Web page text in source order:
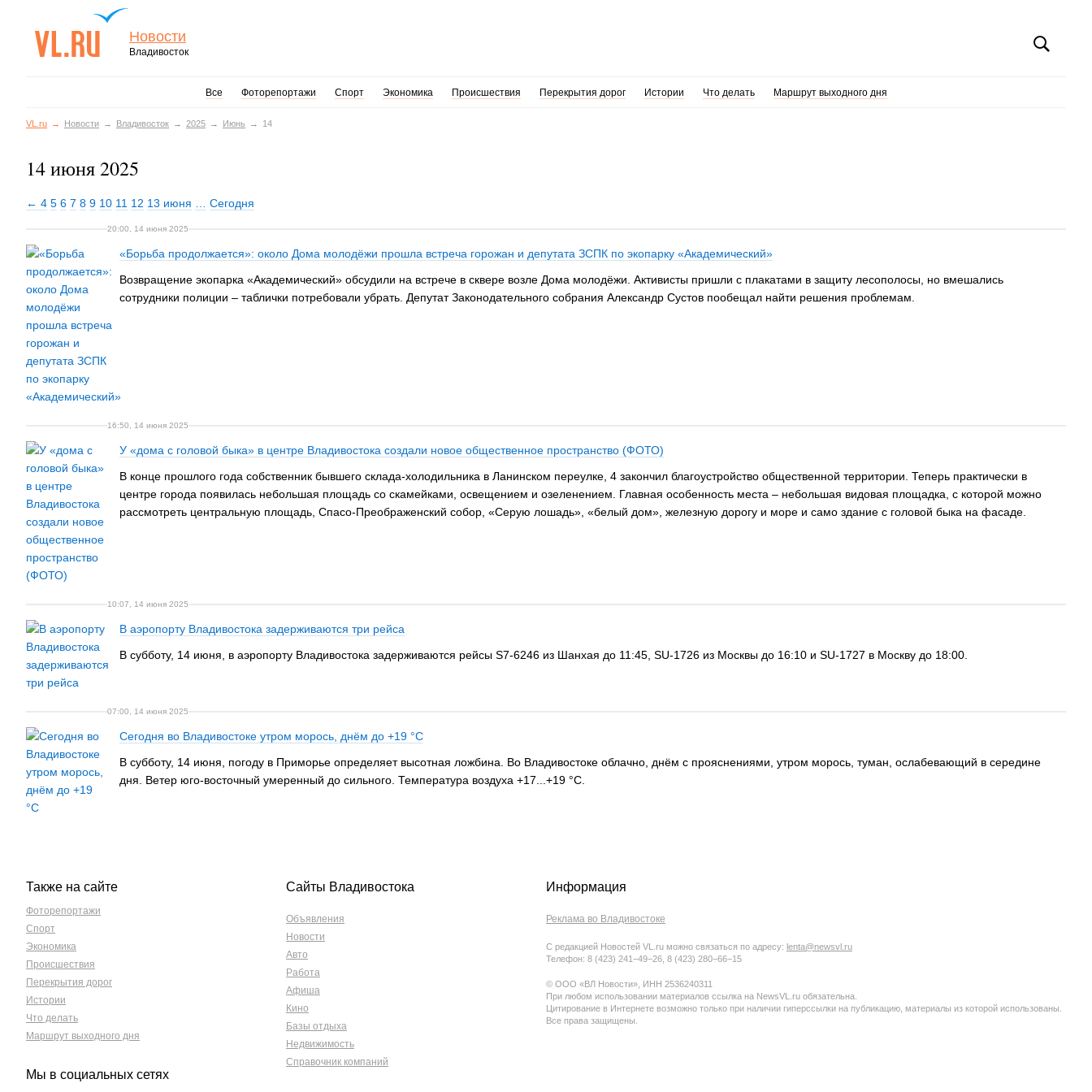
Новости
Владивосток
Все Фоторепортажи Спорт Экономика Происшествия Перекрытия дорог Истории Что делать Маршрут выходного дня
VL.ru Новости Владивосток 2025 Июнь 14
14 июня 2025
← 4 5 6 7 8 9 10 11 12 13 июня Сегодня
20:00, 14 июня 2025
«Борьба продолжается»: около Дома молодёжи прошла встреча горожан и депутата ЗСПК по экопарку «Академический»
Возвращение экопарка «Академический» обсудили на встрече в сквере возле Дома молодёжи. Активисты пришли с плакатами в защиту лесополосы, но вмешались
сотрудники полиции – таблички потребовали убрать. Депутат Законодательного собрания Александр Сустов пообещал найти решения проблемам.
16:50, 14 июня 2025
У «дома с головой быка» в центре Владивостока создали новое общественное пространство (ФОТО)
В конце прошлого года собственник бывшего склада-холодильника в Ланинском переулке, 4 закончил благоустройство общественной территории. Теперь практически в
центре города появилась небольшая площадь со скамейками, освещением и озеленением. Главная особенность места – небольшая видовая площадка, с которой можно
рассмотреть центральную площадь, Спасо-Преображенский собор, «Серую лошадь», «белый дом», железную дорогу и море и само здание с головой быка на фасаде.
10:07, 14 июня 2025
В аэропорту Владивостока задерживаются три рейса
В субботу, 14 июня, в аэропорту Владивостока задерживаются рейсы S7-6246 из Шанхая до 11:45, SU-1726 из Москвы до 16:10 и SU-1727 в Москву до 18:00.
07:00, 14 июня 2025
Сегодня во Владивостоке утром морось, днём до +19 °C
В субботу, 14 июня, погоду в Приморье определяет высотная ложбина. Во Владивостоке облачно, днём с прояснениями, утром морось, туман, ослабевающий в середине
дня. Ветер юго-восточный умеренный до сильного. Температура воздуха +17...+19 °C.
Также на сайте
Фоторепортажи
Спорт
Экономика
Происшествия
Перекрытия дорог
Истории
Что делать
Маршрут выходного дня
Мы в социальных сетях
Сайты Владивостока
Объявления
Новости
Авто
Работа
Афиша
Кино
Базы отдыха
Недвижимость
Справочник компаний
Информация
Реклама во Владивостоке
С редакцией Новостей VL.ru можно связаться по адресу: lenta@newsvl.ru
Телефон: 8 (423) 241−49−26, 8 (423) 280−66−15
© ООО «ВЛ Новости», ИНН 2536240311
При любом использовании материалов ссылка на NewsVL.ru обязательна.
Цитирование в Интернете возможно только при наличии гиперссылки на публикацию, материалы из которой использованы.
Все права защищены.